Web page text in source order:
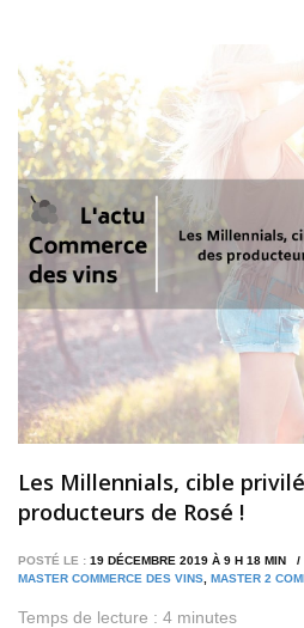
Les Millennials, cible
producteurs de Rosé !
POSTÉ LE : 19 DÉCEMBRE 2019 À 9 H 18 MIN /
MASTER COMMERCE DES VINS MASTER 2
Temps de lecture : 4 minutes